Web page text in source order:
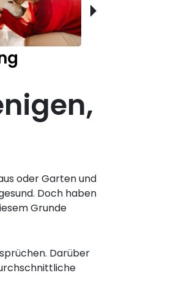
oder Garten und
Doch haben
Grunde
Darüber